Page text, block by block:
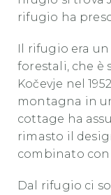
rifugio ha
Il rifugio era
forestali, che è
Kočevje nel
montagna in
cottage ha
rimasto il
combinato con
Dal rifugio ci